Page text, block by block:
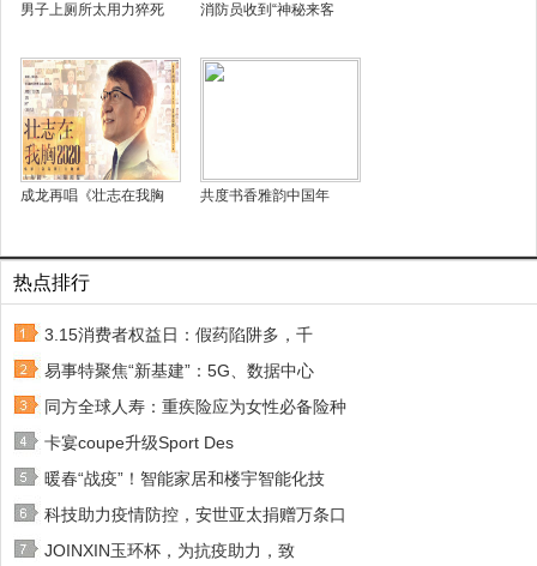
男子上厕所太用力猝死 消防员收到“神秘来客
成龙再唱《壮志在我胸 共度书香雅韵中国年
热点排行
3.15消费者权益日：假药陷阱多，千
易事特聚焦“新基建”：5G、数据中心
同方全球人寿：重疾险应为女性必备险种
卡宴coupe升级Sport Des
暖春“战疫”！智能家居和楼宇智能化技
科技助力疫情防控，安世亚太捐赠万条口
JOINXIN玉环杯，为抗疫助力，致